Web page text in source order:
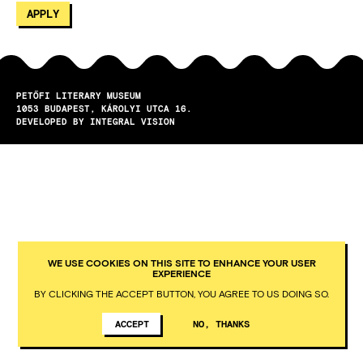
PETŐFI LITERARY MUSEUM
1053
BUDAPEST
KÁROLYI UTCA 16.
DEVELOPED BY INTEGRAL VISION
WE USE COOKIES ON THIS SITE TO ENHANCE YOUR USER
EXPERIENCE
BY CLICKING THE ACCEPT BUTTON, YOU AGREE TO US DOING SO.
ACCEPT NO, THANKS